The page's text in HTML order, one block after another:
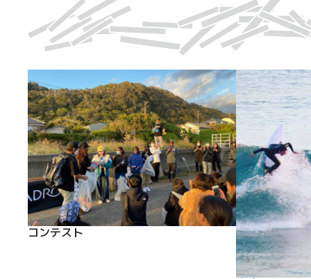
コンテスト